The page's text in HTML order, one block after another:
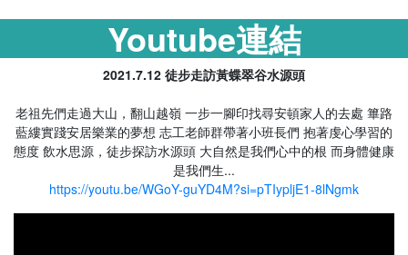
Youtube連結
2021.7.12 徒步走訪黃蝶翠谷水源頭
老祖先們走過大山，翻山越嶺 一步一腳印找尋安頓家人的去處 篳路
藍縷實踐安居樂業的夢想 志工老師群帶著小班長們 抱著虔心學習的
態度 飲水思源，徒步探訪水源頭 大自然是我們心中的根 而身體健康
是我們生...
https://youtu.be/WGoY-guYD4M?si=pTIypljE1-8lNgmk